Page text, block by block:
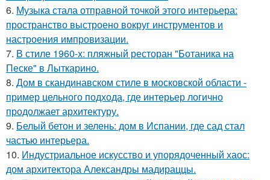
6. Музыка стала отправной точкой этого интерьера:
пространство выстроено вокруг инструментов и
настроения импровизации.
7. В стиле 1960-х: пляжный ресторан "Ботаника на
Песке" в Лыткарино.
8. Дом в скандинавском стиле в московской области -
пример цельного подхода, где интерьер логично
продолжает архитектуру.
9. Белый бетон и зелень: дом в Испании, где сад стал
частью интерьера.
10. Индустриальное искусство и упорядоченный хаос:
дом архитектора Александры мадираццы.